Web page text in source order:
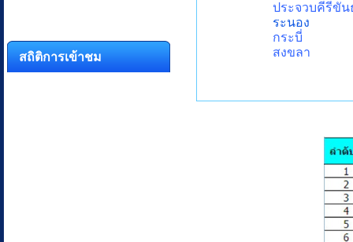
สถิติการเข้าชม
ประจวบคีรีขัน
ระนอง
กระบี่
สงขลา